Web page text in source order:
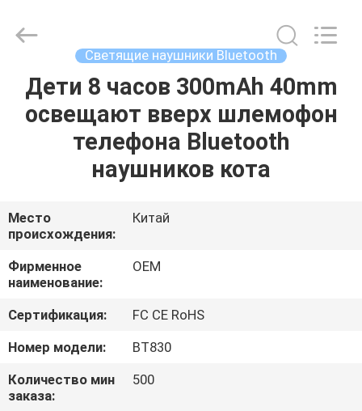
ДОМ
ПРОДУКТЫ
НАС
ПУТЕШЕСТВИЕ
ФАБРИКИ
ПРОВЕРКА
КАЧЕСТВА
Electronics
Co,ltd.
Светящие наушники Bluetooth
Дети 8 часов 300mAh 40mm
освещают вверх шлемофон
телефона Bluetooth
наушников кота
Место
происхождения:
Китай
Фирменное
наименование:
OEM
Сертификация:
FC CE RoHS
Номер модели:
BT830
Количество мин
заказа:
500